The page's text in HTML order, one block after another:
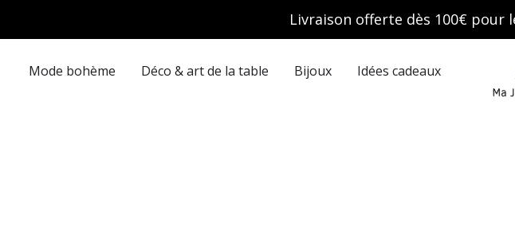
Livraison offerte dès 100€ pour
Mode bohème Déco & art de la table Bijoux Idées cadeaux